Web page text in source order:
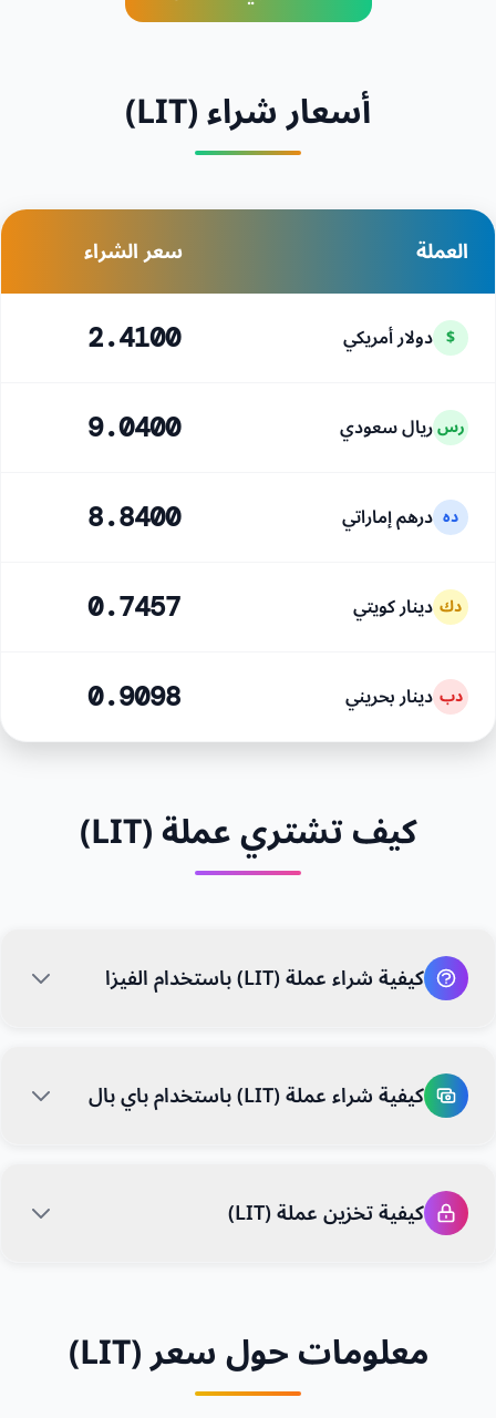
أسعار شراء (LIT)
العملة سعر الشراء
$ دولار أمريكي 2.4100
رسريال سعودي 9.0400
ده درهم إماراتي 8.8400
دك دينار كويتي 0.7457
دب دينار بحريني 0.9098
كيف تشتري عملة (LIT)
كيفية شراء عملة (LIT) باستخدام الفيزا
كيفية شراء عملة (LIT) باستخدام باي بال
كيفية تخزين عملة (LIT)
معلومات حول سعر (LIT)